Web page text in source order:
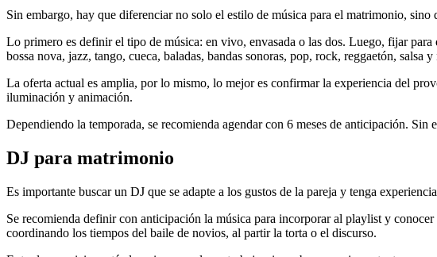
Sin embargo, hay que diferenciar no solo el estilo de música para el matrimonio,
Lo primero es definir el tipo de música: en vivo, envasada o las dos. Luego, fijar
bossa nova, jazz, tango, cueca, baladas, bandas sonoras, pop, rock, reggaetón, salsa y
La oferta actual es amplia, por lo mismo, lo mejor es confirmar la experiencia del
iluminación y animación.
Dependiendo la temporada, se recomienda agendar con 6 meses de anticipación. Sin
DJ para matrimonio
Es importante buscar un DJ que se adapte a los gustos de la pareja y tenga
Se recomienda definir con anticipación la música para incorporar al playlist y
coordinando los tiempos del baile de novios, al partir la torta o el discurso.